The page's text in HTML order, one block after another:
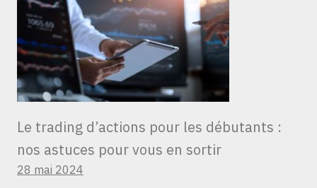
Le trading d’actions pour les débutants :
nos astuces pour vous en sortir
28 mai 2024